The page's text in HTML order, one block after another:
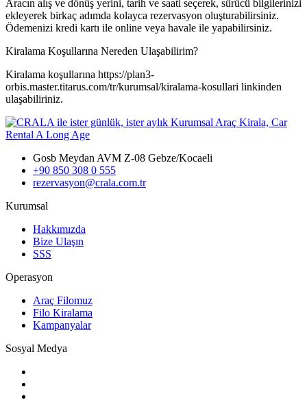
Aracın alış ve dönüş yerini, tarih ve saati seçerek, sürücü bilgilerinizi
ekleyerek birkaç adımda kolayca rezervasyon oluşturabilirsiniz.
Ödemenizi kredi kartı ile online veya havale ile yapabilirsiniz.
Kiralama Koşullarına Nereden Ulaşabilirim?
Kiralama koşullarına https://plan3-
orbis.master.titarus.com/tr/kurumsal/kiralama-kosullari linkinden
ulaşabiliriniz.
Gosb Meydan AVM Z-08 Gebze/Kocaeli
+90 850 308 0 555
rezervasyon@crala.com.tr
Kurumsal
Hakkımızda
Bize Ulaşın
SSS
Operasyon
Araç Filomuz
Filo Kiralama
Kampanyalar
Sosyal Medya